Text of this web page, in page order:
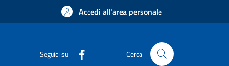
Accedi all'area personale
Seguici su Cerca